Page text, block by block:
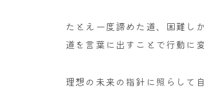
たとえ一度諦めた道、困難し
道を言葉に出すことで行動に
理想の未来の指針に照らして